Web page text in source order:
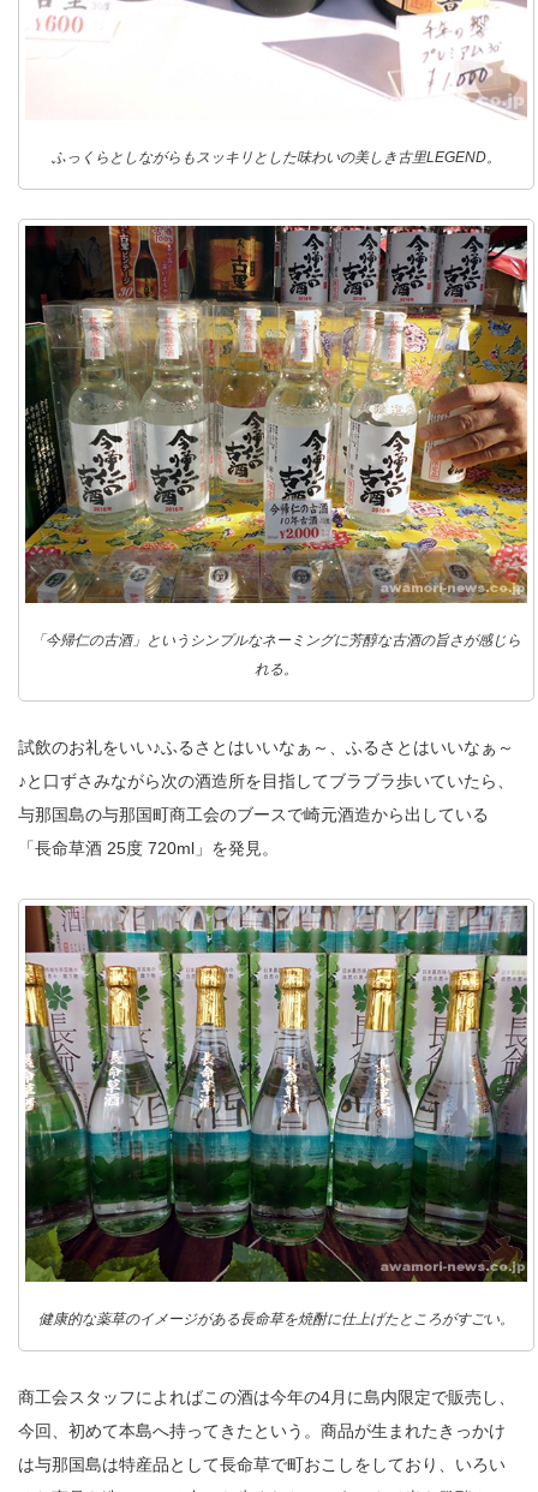
ふっくらとしながらもスッキリとした味わいの美しき古里LEGEND。
「今帰仁の古酒」というシンプルなネーミングに芳醇な古酒の旨さが感じら
れる。
試飲のお礼をいい♪ふるさとはいいなぁ～、ふるさとはいいなぁ～
♪と口ずさみながら次の酒造所を目指してブラブラ歩いていたら、
与那国島の与那国町商工会のブースで崎元酒造から出している
「長命草酒 25度 720ml」を発見。
健康的な薬草のイメージがある長命草を焼酎に仕上げたところがすごい。
商工会スタッフによればこの酒は今年の4月に島内限定で販売し、
今回、初めて本島へ持ってきたという。商品が生まれたきっかけ
は与那国島は特産品として長命草で町おこしをしており、いろい